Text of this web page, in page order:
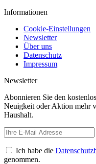
Informationen
Cookie-Einstellungen
Newsletter
Über uns
Datenschutz
Impressum
Newsletter
Abonnieren Sie den
Neuigkeit oder Aktion mehr
Haushalt.
Ich habe die
genommen.